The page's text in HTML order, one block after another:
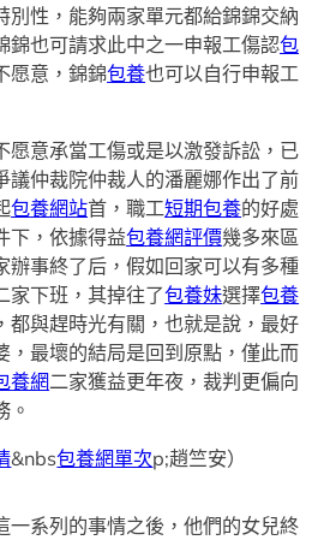
別性，能夠兩家單元都給錦錦交納
錦也可請求此中之一申報工傷認包
愿意，錦錦包養也可以自行申報工
愿意承當工傷或是以激發訴訟，已
議仲裁院仲裁人的潘麗娜作出了前
包養網站首，職工短期包養的好處
下，依據得益包養網評價幾多來區
辦事終了后，假如回家可以有多種
家下班，其掉往了包養妹選擇包養
都與趕時光有關，也就是說，最好
，最壞的結局是回到原點，僅此而
養網二家獲益更年夜，裁判更偏向
。
&nbs包養網單次p;趙竺安）
一系列的事情之後，他們的女兒終